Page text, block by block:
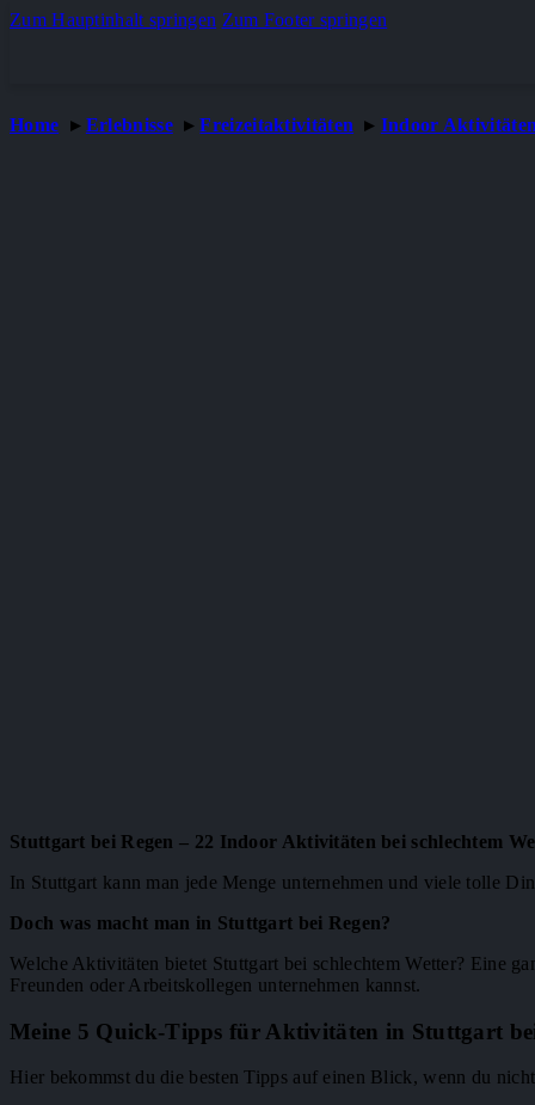
Zum Hauptinhalt springen Zum Footer springen
Home Erlebnisse Freizeitaktivitäten Indoor
Stuttgart bei Regen – 22 Indoor Aktivitäten bei schlechtem
In Stuttgart kann man jede Menge unternehmen und viele tolle
Doch was macht man in Stuttgart bei Regen?
Welche Aktivitäten bietet Stuttgart bei schlechtem Wetter? Eine
Freunden oder Arbeitskollegen unternehmen kannst.
Meine 5 Quick-Tipps für Aktivitäten in Stuttgart
Hier bekommst du die besten Tipps auf einen Blick, wenn du